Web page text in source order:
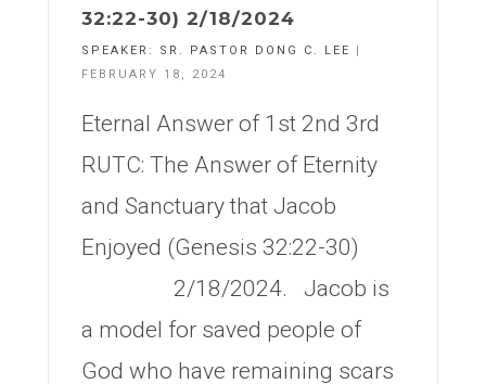
32:22-30) 2/18/2024
SPEAKER: SR. PASTOR DONG C. LEE
|
FEBRUARY 18, 2024
Eternal Answer of 1st 2nd 3rd
RUTC: The Answer of Eternity
and Sanctuary that Jacob
Enjoyed (Genesis 32:22-30)
2/18/2024. Jacob is
a model for saved people of
God who have remaining scars